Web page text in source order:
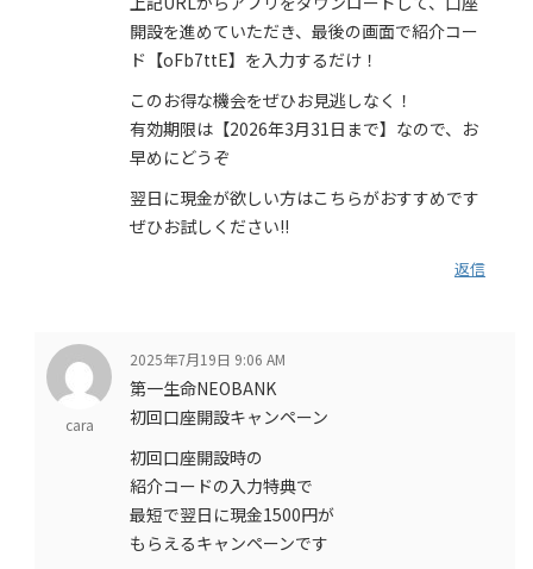
開設を進めていただき、最後の画面で紹介コー
ド【oFb7ttE】を入力するだけ！
このお得な機会をぜひお見逃しなく！
有効期限は【2026年3月31日まで】なので、お
早めにどうぞ
翌日に現金が欲しい方はこちらがおすすめです
ぜひお試しください!!
返信
cara
2025年7月19日 9:06 AM
第一生命NEOBANK
初回口座開設キャンペーン
初回口座開設時の
紹介コードの入力特典で
最短で翌日に現金1500円が
もらえるキャンペーンです